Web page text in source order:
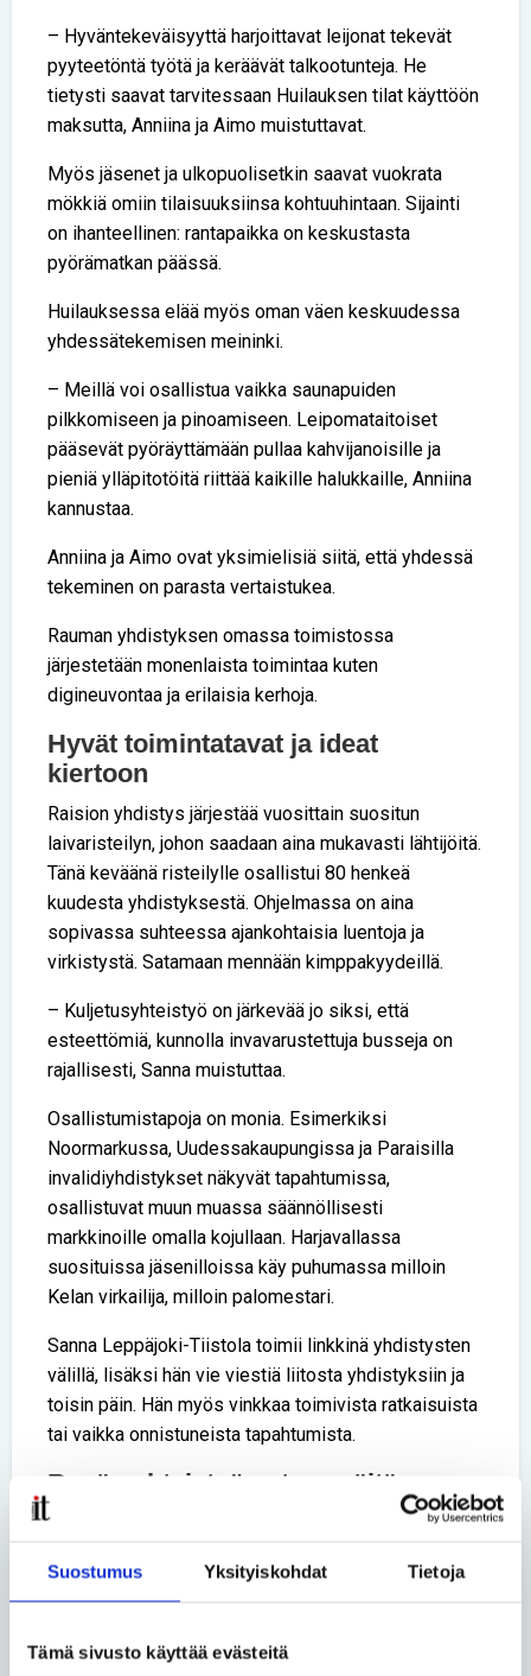
Suostumus Yksityiskohdat Tietoja
Tämä sivusto käyttää evästeitä
– Hyväntekeväisyyttä harjoittavat leijonat tekevät
pyyteetöntä työtä ja keräävät talkootunteja. He
tietysti saavat tarvitessaan Huilauksen tilat käyttöön
maksutta, Anniina ja Aimo muistuttavat.
Myös jäsenet ja ulkopuolisetkin saavat vuokrata
mökkiä omiin tilaisuuksiinsa kohtuuhintaan. Sijainti
on ihanteellinen: rantapaikka on keskustasta
pyörämatkan päässä.
Huilauksessa elää myös oman väen keskuudessa
yhdessätekemisen meininki.
– Meillä voi osallistua vaikka saunapuiden
pilkkomiseen ja pinoamiseen. Leipomataitoiset
pääsevät pyöräyttämään pullaa kahvijanoisille ja
pieniä ylläpitotöitä riittää kaikille halukkaille, Anniina
kannustaa.
Anniina ja Aimo ovat yksimielisiä siitä, että yhdessä
tekeminen on parasta vertaistukea.
Rauman yhdistyksen omassa toimistossa
järjestetään monenlaista toimintaa kuten
digineuvontaa ja erilaisia kerhoja.
Hyvät toimintatavat ja ideat
kiertoon
Raision yhdistys järjestää vuosittain suositun
laivaristeilyn, johon saadaan aina mukavasti lähtijöitä.
Tänä keväänä risteilylle osallistui 80 henkeä
kuudesta yhdistyksestä. Ohjelmassa on aina
sopivassa suhteessa ajankohtaisia luentoja ja
virkistystä. Satamaan mennään kimppakyydeillä.
– Kuljetusyhteistyö on järkevää jo siksi, että
esteettömiä, kunnolla invavarustettuja busseja on
rajallisesti, Sanna muistuttaa.
Osallistumistapoja on monia. Esimerkiksi
Noormarkussa, Uudessakaupungissa ja Paraisilla
invalidiyhdistykset näkyvät tapahtumissa,
osallistuvat muun muassa säännöllisesti
markkinoille omalla kojullaan. Harjavallassa
suosituissa jäsenilloissa käy puhumassa milloin
Kelan virkailija, milloin palomestari.
Sanna Leppäjoki-Tiistola toimii linkkinä yhdistysten
välillä, lisäksi hän vie viestiä liitosta yhdistyksiin ja
toisin päin. Hän myös vinkkaa toimivista ratkaisuista
tai vaikka onnistuneista tapahtumista.
Rypäs-yhteistyö antaa eväitä
toimintaan ja kerää palautetta
Lisäksi hyväksi yhteistyömuodoksi on havaittu
Varsinais-Suomessa on yksi rypäs, VaSu,